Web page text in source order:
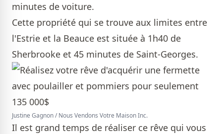
minutes de voiture.
Cette propriété qui se trouve aux limites entre
l'Estrie et la Beauce est située à 1h40 de
Sherbrooke et 45 minutes de Saint-Georges.
Justine Gagnon / Nous Vendons Votre Maison Inc.
Il est grand temps de réaliser ce rêve qui vous